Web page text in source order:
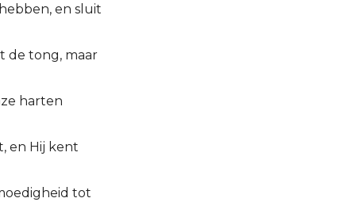
en sluit
de tong, maar
harten
en Hij kent
tot